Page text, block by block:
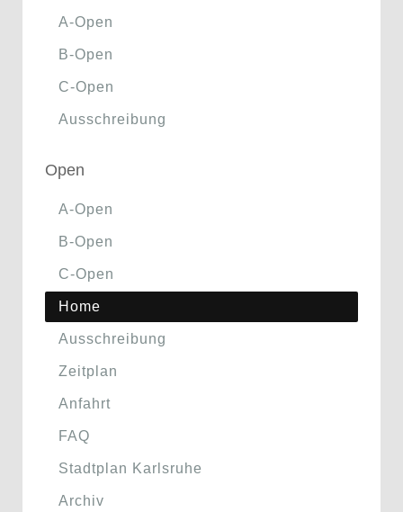
A-Open
B-Open
C-Open
Ausschreibung
Open
A-Open
B-Open
C-Open
Home
Ausschreibung
Zeitplan
Anfahrt
FAQ
Stadtplan Karlsruhe
Archiv